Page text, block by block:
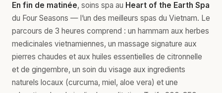
En fin de matinée, soins spa au Heart of the Earth Spa
du Four Seasons — l’un des meilleurs spas du Vietnam. Le
parcours de 3 heures comprend : un hammam aux herbes
medicinales vietnamiennes, un massage signature aux
pierres chaudes et aux huiles essentielles de citronnelle
et de gingembre, un soin du visage aux ingredients
naturels locaux (curcuma, miel, aloe vera) et une